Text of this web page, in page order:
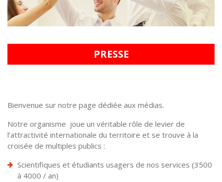
PRESSE
Bienvenue sur notre page dédiée aux médias.
Notre organisme joue un véritable rôle de levier de
l’attractivité internationale du territoire et se trouve à la
croisée de multiples publics :
Scientifiques et étudiants usagers de nos services (3500
à 4000 / an)